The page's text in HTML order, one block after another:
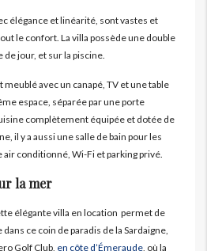
élégance et linéarité, sont vastes et
le confort. La villa possède une double
jour, et sur la piscine.
avec un canapé, TV et une table
espace, séparée par une porte
complètement équipée et dotée de
il y a aussi une salle de bain pour les
conditionné, Wi-Fi et parking privé.
la mer
élégante villa en location permet de
ce coin de paradis de la Sardaigne,
Golf Club, en côte d’Émeraude, où la